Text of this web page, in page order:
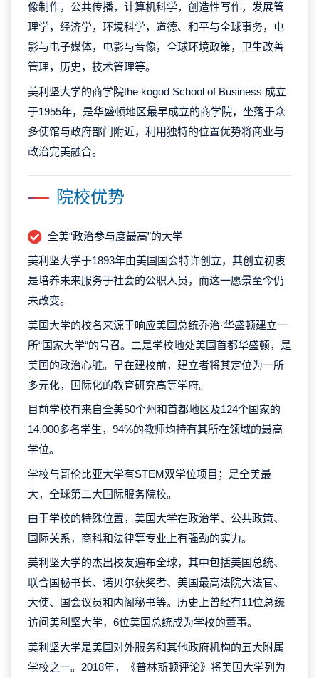
像制作，公共传播，计算机科学，创造性写作，发展管
理学，经济学，环境科学，道德、和平与全球事务，电
影与电子媒体，电影与音像，全球环境政策，卫生改善
管理，历史，技术管理等。
美利坚大学的商学院the kogod School of Business 成立
于1955年，是华盛顿地区最早成立的商学院，坐落于众
多使馆与政府部门附近，利用独特的位置优势将商业与
政治完美融合。
院校优势
全美“政治参与度最高”的大学
美利坚大学于1893年由美国国会特许创立，其创立初衷
是培养未来服务于社会的公职人员，而这一愿景至今仍
未改变。
美国大学的校名来源于响应美国总统乔治·华盛顿建立一
所“国家大学“的号召。二是学校地处美国首都华盛顿，是
美国的政治心脏。早在建校前，建立者将其定位为一所
多元化，国际化的教育研究高等学府。
目前学校有来自全美50个州和首都地区及124个国家的
14,000多名学生，94%的教师均持有其所在领域的最高
学位。
学校与哥伦比亚大学有STEM双学位项目；是全美最
大，全球第二大国际服务院校。
由于学校的特殊位置，美国大学在政治学、公共政策、
国际关系，商科和法律等专业上有强劲的实力。
美利坚大学的杰出校友遍布全球，其中包括美国总统、
联合国秘书长、诺贝尔获奖者、美国最高法院大法官、
大使、国会议员和内阁秘书等。历史上曾经有11位总统
访问美利坚大学，6位美国总统成为学校的董事。
美利坚大学是美国对外服务和其他政府机构的五大附属
学校之一。2018年，《普林斯顿评论》将美国大学列为